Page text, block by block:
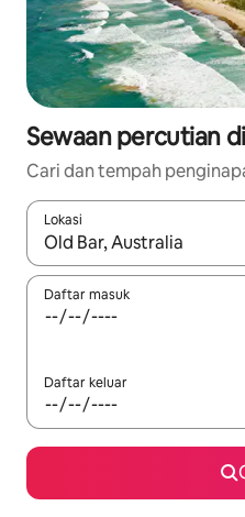
Sewaan percutian
Cari dan tempah
Lokasi
Apabila hasil tersedia,
Daftar masuk
Daftar keluar